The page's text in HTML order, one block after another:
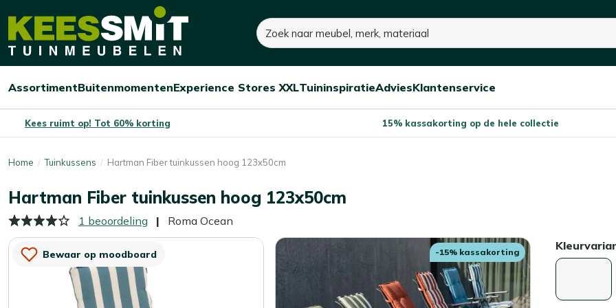
Kees
Tuinmeubelen
Zoeken
Open/sluit
Assortiment
Open/sluit
Buitenmomenten
Open/sluit
Experience Stores XXL
Open/sluit
Tuininspiratie
Open/sluit
Advies
Open/sluit
Klantenservice
Kees ruimt op! Tot 60% korting 15% kassakorting op de hele collectie
Home Tuinkussens Hartman Fiber tuinkussen hoog 123x50cm
Hartman Fiber tuinkussen hoog 123x50cm
Roma Ocean
1 beoordeling
Bewaar op moodboard -15% kassakorting
35,- 40,-
Je bespaart:5,- (-13%)